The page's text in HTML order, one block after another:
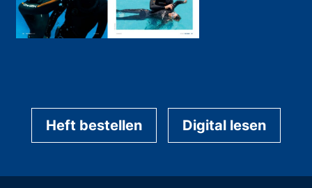
Heft bestellen Digital lesen